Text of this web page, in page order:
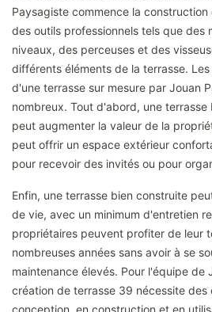
Paysagiste commence la
des outils professionnels tels que des
niveaux, des perceuses et des
différents éléments de la terrasse.
d'une terrasse sur mesure par Jouan
nombreux. Tout d'abord, une
peut augmenter la valeur de la
peut offrir un espace extérieur
pour recevoir des invités ou pour
Enfin, une terrasse bien construite
de vie, avec un minimum d'entretien
propriétaires peuvent profiter de leur
nombreuses années sans avoir à se
maintenance élevés. Pour l'équipe de
création de terrasse 39 nécessite des
conception, en construction et en